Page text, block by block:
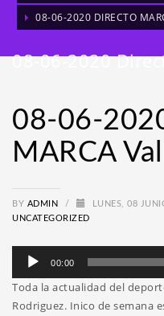
08-06-2020 DIRECTO
08-06-2020
08-06-
MARCA
BY ADMIN / LUNES, 08
UNCATEGORIZED
Reproductor
audio
00:00
Toda la actualidad del
Rodriguez. Inico de semana